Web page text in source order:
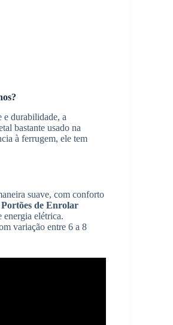
?
e durabilidade, a
bastante usado na
à ferrugem, ele tem
suave, com conforto
Portões de Enrolar
energia elétrica.
variação entre 6 a 8